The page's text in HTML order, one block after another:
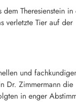
Theresienstein in
verletzte Tier auf der
und
Dr. Zimmermann die
in enger